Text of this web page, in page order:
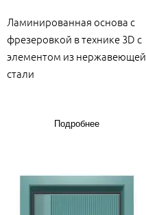
Ламинированная основа с
фрезеровкой в технике 3D с
элементом из нержавеющей
стали
Подробнее